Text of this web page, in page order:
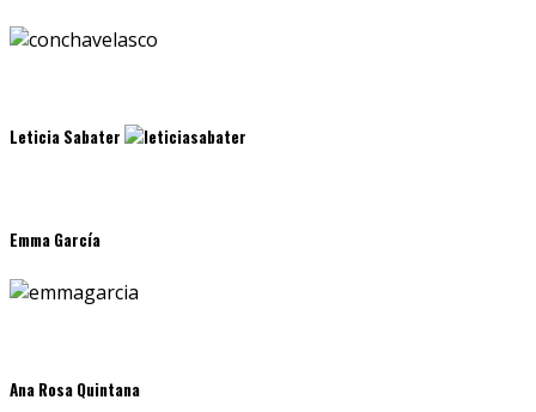
Leticia Sabater
Emma García
Ana Rosa Quintana